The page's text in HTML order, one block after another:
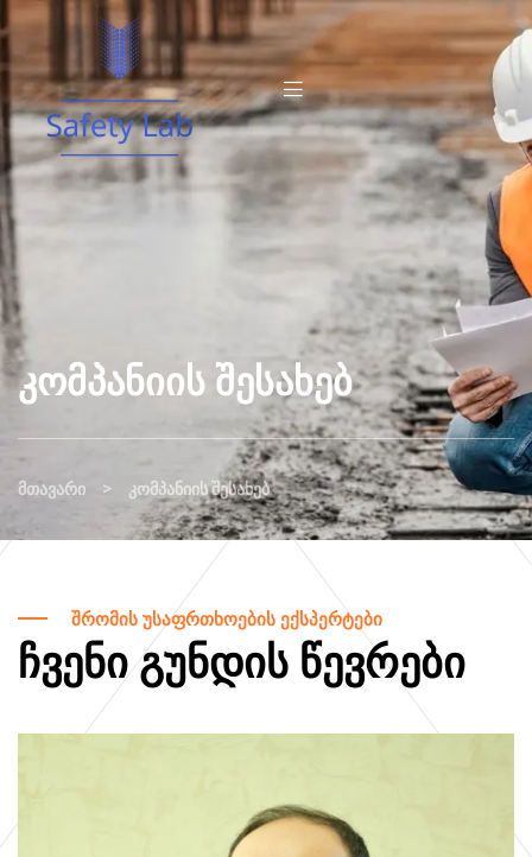
Კომპანიის Შესახებ
მთავარი > კომპანიის შესახებ
შრომის უსაფრთხოების ექსპერტები
ᲩᲕᲔᲜᲘ ᲒᲣᲜᲓᲘᲡ ᲬᲔᲕᲠᲔᲑᲘ